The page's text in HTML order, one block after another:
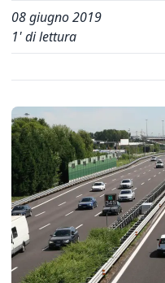
08 giugno 2019
1' di lettura